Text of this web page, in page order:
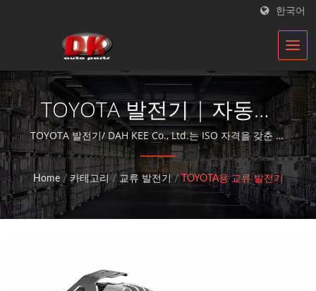
한국어
TOYOTA 발전기 | 자동차
스타터 및 발전기 제조업체
| DK
TOYOTA 발전기/ DAH KEE Co., Ltd.는 ISO 자격을 갖춘 자
동차 부품 재건업체로, 30년 이상의 시간 동안 대체 부품 서
비스를 제공합니다.
Home / 카테고리 / 교류 발전기 / TOYOTA용 교류 발전기